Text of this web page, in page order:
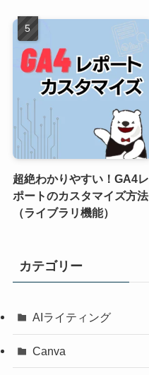
超絶わかりやすい！GA4レ
ポートのカスタマイズ方法
（ライブラリ機能）
カテゴリー
AIライティング
Canva